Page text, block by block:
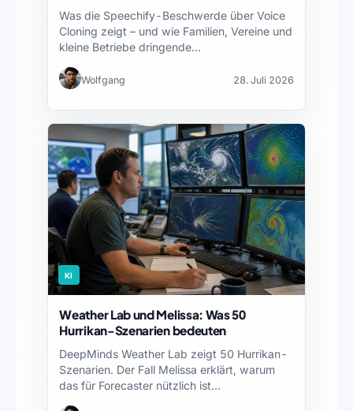
Was die Speechify-Beschwerde über Voice
Cloning zeigt – und wie Familien, Vereine und
kleine Betriebe dringende…
Wolfgang 28. Juli 2026
KI
Weather Lab und Melissa: Was 50
Hurrikan-Szenarien bedeuten
DeepMinds Weather Lab zeigt 50 Hurrikan-
Szenarien. Der Fall Melissa erklärt, warum
das für Forecaster nützlich ist…